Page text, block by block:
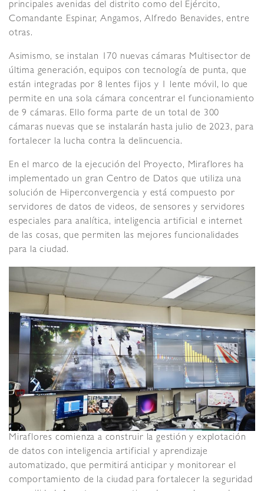
principales avenidas del distrito como del Ejército,
Comandante Espinar, Angamos, Alfredo Benavides, entre
otras.
Asimismo, se instalan 170 nuevas cámaras Multisector de
última generación, equipos con tecnología de punta, que
están integradas por 8 lentes fijos y 1 lente móvil, lo que
permite en una sola cámara concentrar el funcionamiento
de 9 cámaras. Ello forma parte de un total de 300
cámaras nuevas que se instalarán hasta julio de 2023, para
fortalecer la lucha contra la delincuencia.
En el marco de la ejecución del Proyecto, Miraflores ha
implementado un gran Centro de Datos que utiliza una
solución de Hiperconvergencia y está compuesto por
servidores de datos de videos, de sensores y servidores
especiales para analítica, inteligencia artificial e internet
de las cosas, que permiten las mejores funcionalidades
para la ciudad.
Miraflores comienza a construir la gestión y explotación
de datos con inteligencia artificial y aprendizaje
automatizado, que permitirá anticipar y monitorear el
comportamiento de la ciudad para fortalecer la seguridad